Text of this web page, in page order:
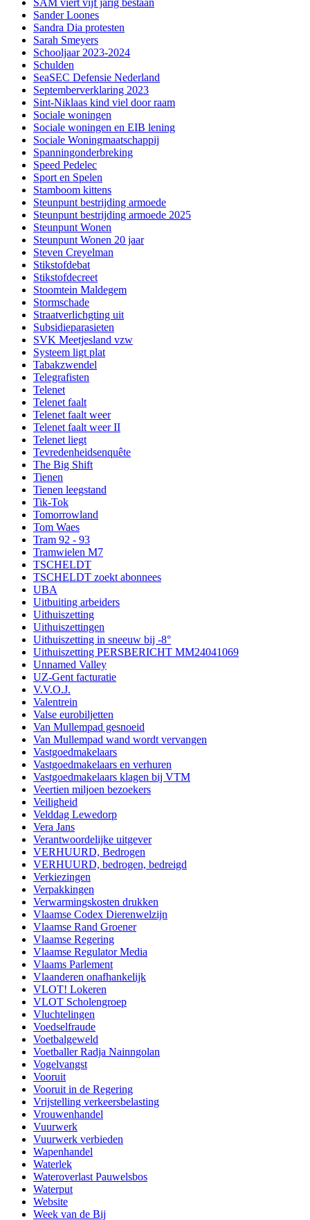
SAM viert vijf jarig bestaan
Sander Loones
Sandra Dia protesten
Sarah Smeyers
Schooljaar 2023-2024
Schulden
SeaSEC Defensie Nederland
Septemberverklaring 2023
Sint-Niklaas kind viel door raam
Sociale woningen
Sociale woningen en EIB lening
Sociale Woningmaatschappij
Spanningonderbreking
Speed Pedelec
Sport en Spelen
Stamboom kittens
Steunpunt bestrijding armoede
Steunpunt bestrijding armoede 2025
Steunpunt Wonen
Steunpunt Wonen 20 jaar
Steven Creyelman
Stikstofdebat
Stikstofdecreet
Stoomtein Maldegem
Stormschade
Straatverlichgting uit
Subsidieparasieten
SVK Meetjesland vzw
Systeem ligt plat
Tabakzwendel
Telegrafisten
Telenet
Telenet faalt
Telenet faalt weer
Telenet faalt weer II
Telenet liegt
Tevredenheidsenquête
The Big Shift
Tienen
Tienen leegstand
Tik-Tok
Tomorrowland
Tom Waes
Tram 92 - 93
Tramwielen M7
TSCHELDT
TSCHELDT zoekt abonnees
UBA
Uitbuiting arbeiders
Uithuiszetting
Uithuiszettingen
Uithuiszetting in sneeuw bij -8°
Uithuiszetting PERSBERICHT MM24041069
Unnamed Valley
UZ-Gent facturatie
V.V.O.J.
Valentrein
Valse eurobiljetten
Van Mullempad gesnoeid
Van Mullempad wand wordt vervangen
Vastgoedmakelaars
Vastgoedmakelaars en verhuren
Vastgoedmakelaars klagen bij VTM
Veertien miljoen bezoekers
Veiligheid
Velddag Lewedorp
Vera Jans
Verantwoordelijke uitgever
VERHUURD, Bedrogen
VERHUURD, bedrogen, bedreigd
Verkiezingen
Verpakkingen
Verwarmingskosten drukken
Vlaamse Codex Dierenwelzijn
Vlaamse Rand Groener
Vlaamse Regering
Vlaamse Regulator Media
Vlaams Parlement
Vlaanderen onafhankelijk
VLOT! Lokeren
VLOT Scholengroep
Vluchtelingen
Voedselfraude
Voetbalgeweld
Voetballer Radja Nainngolan
Vogelvangst
Vooruit
Vooruit in de Regering
Vrijstelling verkeersbelasting
Vrouwenhandel
Vuurwerk
Vuurwerk verbieden
Wapenhandel
Waterlek
Wateroverlast Pauwelsbos
Waterput
Website
Week van de Bij